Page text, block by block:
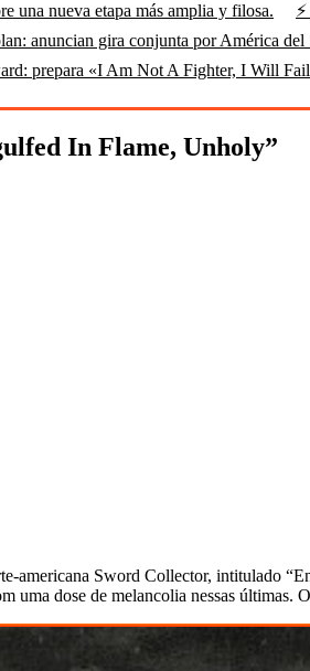
una nueva etapa más amplia y filosa.
anuncian gira conjunta por América
prepara «I Am Not A Fighter, I Will
In Flame, Unholy”
americana Sword Collector, intitulado
uma dose de melancolia nessas